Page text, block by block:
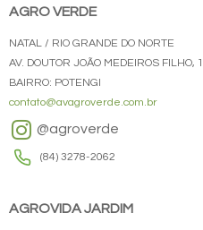
AGRO VERDE
NATAL / RIO GRANDE DO NORTE
AV. DOUTOR JOÃO MEDEIROS FILHO,
BAIRRO: POTENGI
contato@avagroverde.com.br
@agroverde
(84) 3278-2062
AGROVIDA JARDIM